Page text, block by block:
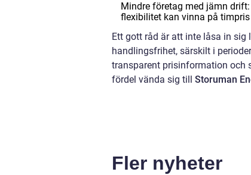
Mindre företag med jämn
flexibilitet kan vinna på
Ett gott råd är att inte låsa in
handlingsfrihet, särskilt i
transparent prisinformation och
fördel vända sig till Storuman
Fler nyheter